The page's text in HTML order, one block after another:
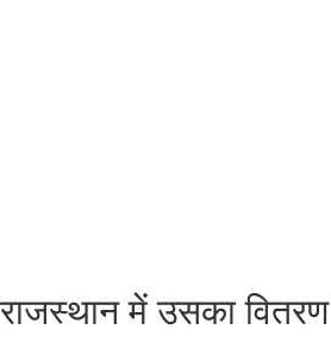
में उसका वितरण